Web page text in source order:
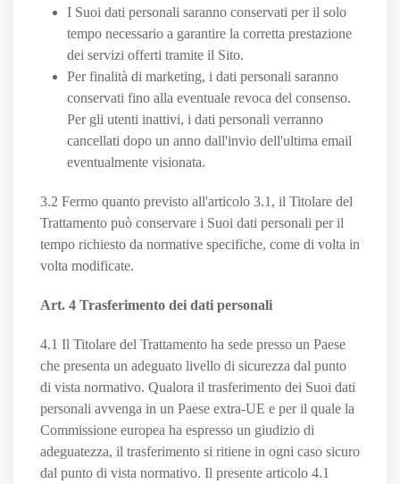
I Suoi dati personali saranno conservati per il solo
tempo necessario a garantire la corretta prestazione
dei servizi offerti tramite il Sito.
Per finalità di marketing, i dati personali saranno
conservati fino alla eventuale revoca del consenso.
Per gli utenti inattivi, i dati personali verranno
cancellati dopo un anno dall'invio dell'ultima email
eventualmente visionata.
3.2 Fermo quanto previsto all'articolo 3.1, il Titolare del
Trattamento può conservare i Suoi dati personali per il
tempo richiesto da normative specifiche, come di volta in
volta modificate.
Art. 4 Trasferimento dei dati personali
4.1 Il Titolare del Trattamento ha sede presso un Paese
che presenta un adeguato livello di sicurezza dal punto
di vista normativo. Qualora il trasferimento dei Suoi dati
personali avvenga in un Paese extra-UE e per il quale la
Commissione europea ha espresso un giudizio di
adeguatezza, il trasferimento si ritiene in ogni caso sicuro
dal punto di vista normativo. Il presente articolo 4.1